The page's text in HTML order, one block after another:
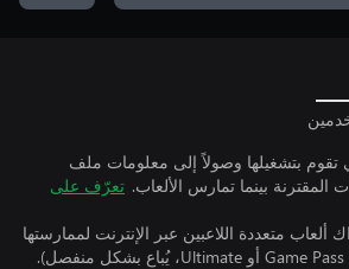
تقوم بتشغيلها وصولاً إلى معلومات ملف
تعرّف على
ألعاب متعددة اللاعبين عبر الإنترنت لممارستها